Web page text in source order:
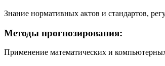
Знание нормативных актов и стандартов,
Методы прогнозирования:
Применение математических и